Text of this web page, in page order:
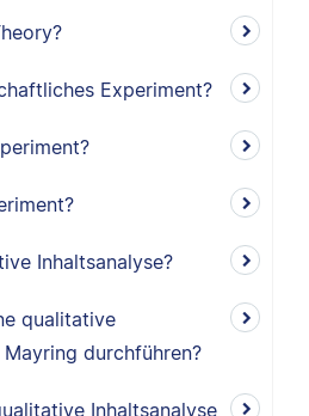
Experiment?
Inhaltsanalyse?
qualitative
durchführen?
Inhaltsanalyse